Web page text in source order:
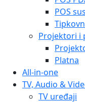
POS
Projektori i
Platna
All-in-one
TV, Audio &
TV uređaji